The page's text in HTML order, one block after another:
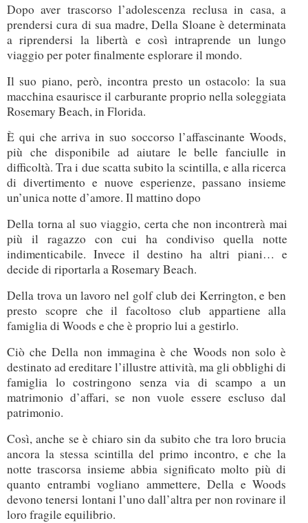
Dopo aver trascorso l’adolescenza reclusa in casa, a
prendersi cura di sua madre, Della Sloane è determinata
a riprendersi la libertà e così intraprende un lungo
viaggio per poter finalmente esplorare il mondo.
Il suo piano, però, incontra presto un ostacolo: la sua
macchina esaurisce il carburante proprio nella soleggiata
Rosemary Beach, in Florida.
È qui che arriva in suo soccorso l’affascinante Woods,
più che disponibile ad aiutare le belle fanciulle in
difficoltà. Tra i due scatta subito la scintilla, e alla ricerca
di divertimento e nuove esperienze, passano insieme
un’unica notte d’amore. Il mattino dopo
Della torna al suo viaggio, certa che non incontrerà mai
più il ragazzo con cui ha condiviso quella notte
indimenticabile. Invece il destino ha altri piani… e
decide di riportarla a Rosemary Beach.
Della trova un lavoro nel golf club dei Kerrington, e ben
presto scopre che il facoltoso club appartiene alla
famiglia di Woods e che è proprio lui a gestirlo.
Ciò che Della non immagina è che Woods non solo è
destinato ad ereditare l’illustre attività, ma gli obblighi di
famiglia lo costringono senza via di scampo a un
matrimonio d’affari, se non vuole essere escluso dal
patrimonio.
Così, anche se è chiaro sin da subito che tra loro brucia
ancora la stessa scintilla del primo incontro, e che la
notte trascorsa insieme abbia significato molto più di
quanto entrambi vogliano ammettere, Della e Woods
devono tenersi lontani l’uno dall’altra per non rovinare il
loro fragile equilibrio.